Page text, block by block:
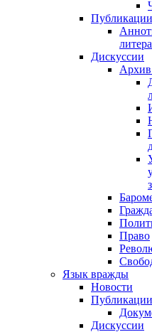
Публикации
Дискуссии
Архив
Право
Язык вражды
Новости
Публикации
Дискуссии